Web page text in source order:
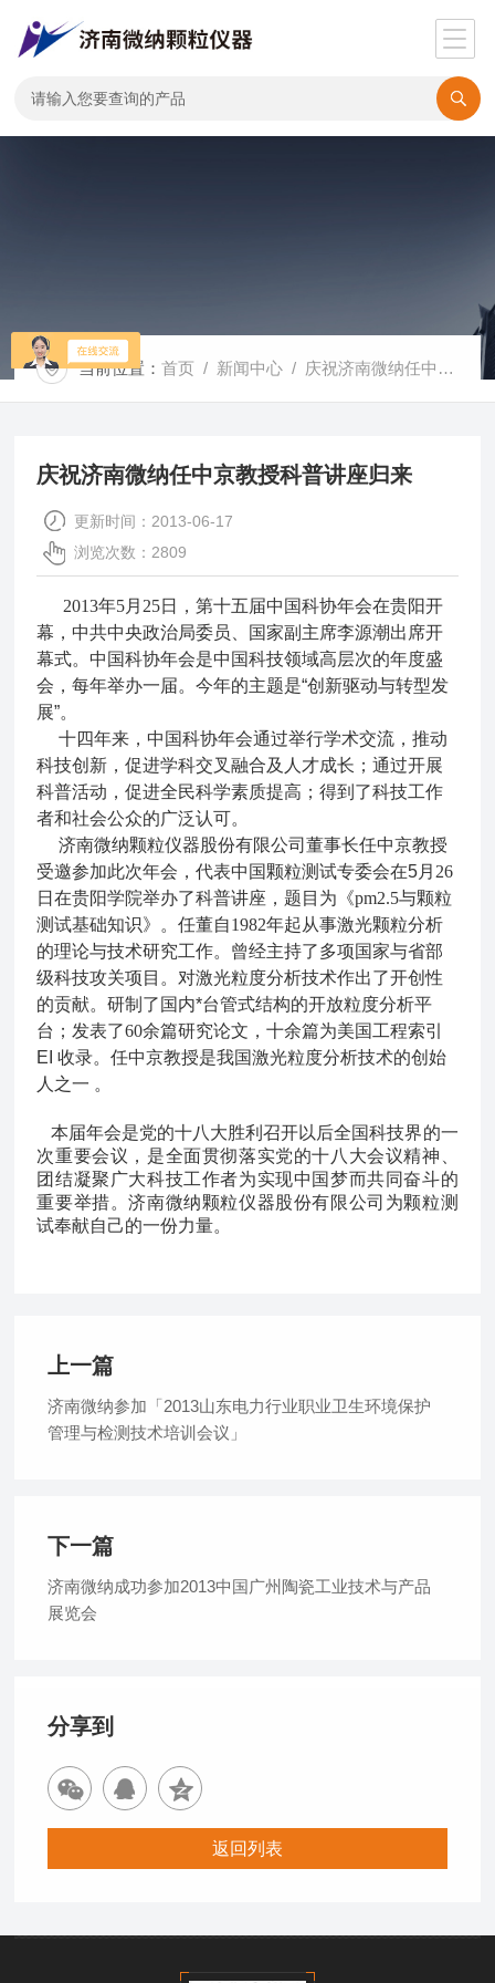
当前位置：首页 / 新闻中心 / 庆祝济南微纳任中京教授科普讲座归来
庆祝济南微纳任中京教授科普讲座归来
更新时间：2013-06-17
浏览次数：2809
2013年5月 25日，第十五届中国科协年会在贵阳开
幕，中共中央政治局委员、国家副主席李源潮出席开
幕式。中国科协年会是中国科技领域高层次的年度盛
会，每年举办一届。今年的主题是“创新驱动与转型发
展”。
十四年来，中国科协年会通过举行学术交流，推动
科技创新，促进学科交叉融合及人才成长；通过开展
科普活动，促进全民科学素质提高；得到了科技工作
者和社会公众的广泛认可。
济南微纳颗粒仪器股份有限公司董事长任中京教授
受邀参加此次年会，代表中国颗粒测试专委会在5月 26
日在贵阳学院举办了科普讲座，题目 为 《pm2.5与颗粒
测试基础知识》 。任董自1982年起从事激光颗粒分析
的理论与技术研究工作。曾经主持了多项国家与省部
级科技攻关项目。对激光粒度分析技术作出了开创性
的贡献。研制了国内*台管式结构的开放粒度分析平
台；发表了60余篇研究论文，十余篇为美国工程索引
EI 收录。任中京教授是我国激光粒度分析技术的创始
人之一 。
本届年会是党的十八大胜利召开以后全国科技界的一
次重要会议，是全面贯彻落实党的十八大会议精神、
团结凝聚广大科技工作者为实现中国梦而共同奋斗的
重要举措。济南微纳颗粒仪器股份有限公司为颗粒测
试奉献自己的一份力量。
上一篇
济南微纳参加「2013山东电力行业职业卫生环境保护
管理与检测技术培训会议」
下一篇
济南微纳成功参加2013中国广州陶瓷工业技术与产品
展览会
分享到
返回列表